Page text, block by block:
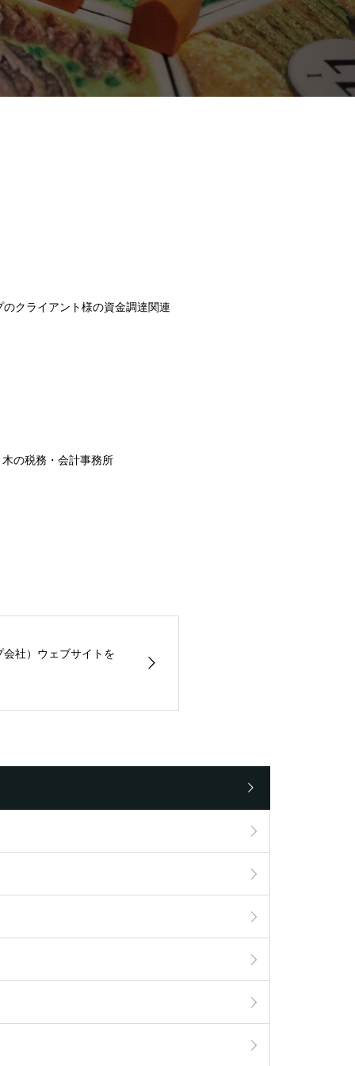
クライアント様の資金調達関連
の税務・会計事務所
社）ウェブサイトを